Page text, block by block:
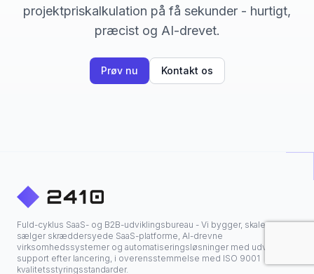
projektpriskalkulation på få sekunder - hurtigt,
præcist og AI-drevet.
Prøv nu Kontakt os
Fuld-cyklus SaaS- og B2B-udviklingsbureau - Vi bygger, skalerer og
sælger skræddersyede SaaS-platforme, AI-drevne
virksomhedssystemer og automatiseringsløsninger med udvidet
support efter lancering, i overensstemmelse med ISO 9001
kvalitetsstyringsstandarder.